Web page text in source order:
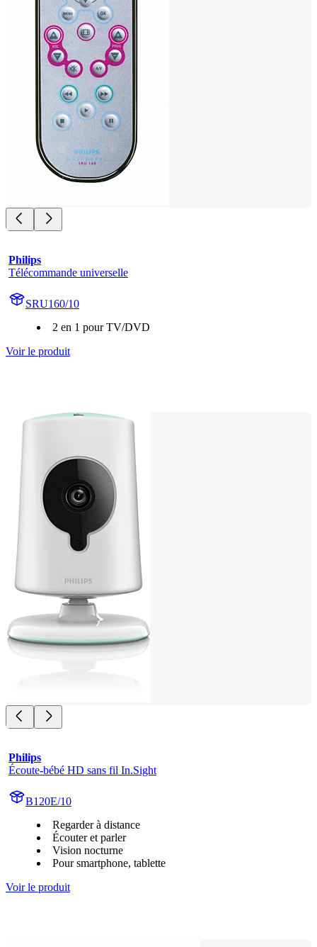
Philips
Télécommande universelle
SRU160/10
2 en 1 pour TV/DVD
Voir le produit
Philips
Écoute-bébé HD sans fil In.Sight
B120E/10
Regarder à distance
Écouter et parler
Vision nocturne
Pour smartphone, tablette
Voir le produit